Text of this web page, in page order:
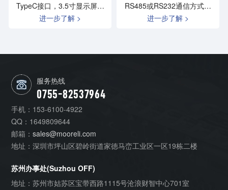
TypeC接口，3.5寸显示屏，
曲线显示，电容式触摸屏控
进一步了解 >
RS485或RS232通信方式，
可选模拟量
进一步了解 >
服务热线
0755-82537964
手机： 153-6100-4922
QQ： 1649809644
邮箱：sales@mooreli.com
地址：深圳市坪山区碧岭街道家徳马峦工业区一区19栋二楼
苏州办事处(Suzhou OFF)
地址：苏州市姑苏区宝带西路1115号沧浪财智中心701室